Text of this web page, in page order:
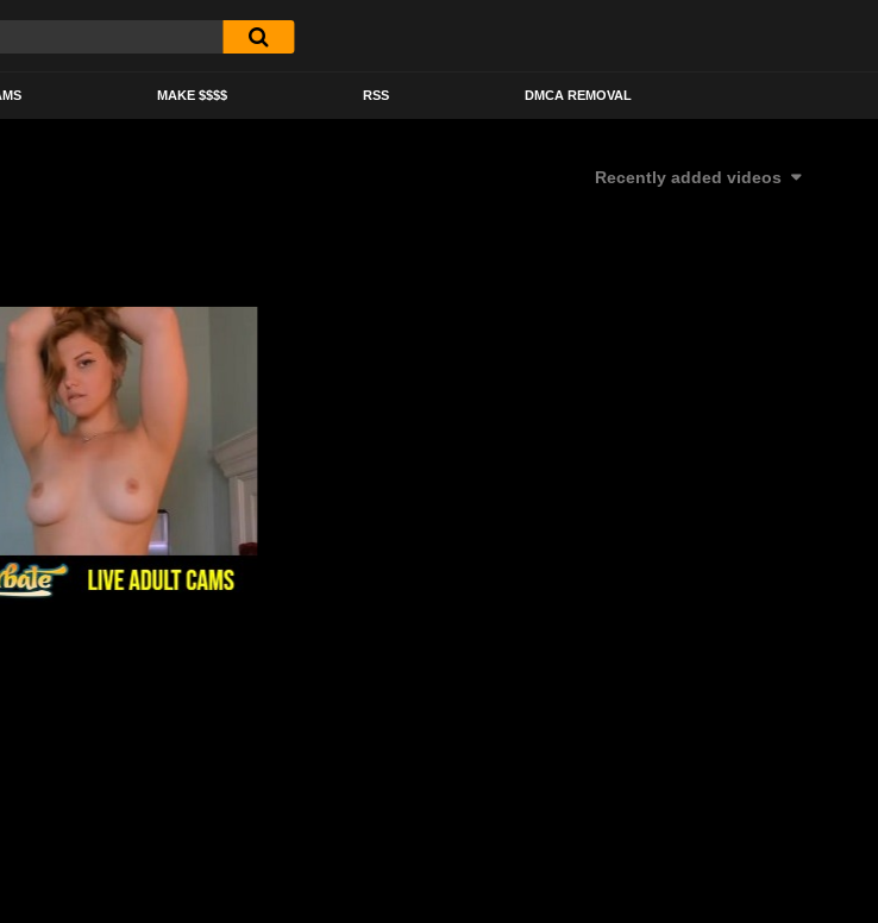
MAKE $$$$ RSS DMCA REMOVAL
Recently added videos